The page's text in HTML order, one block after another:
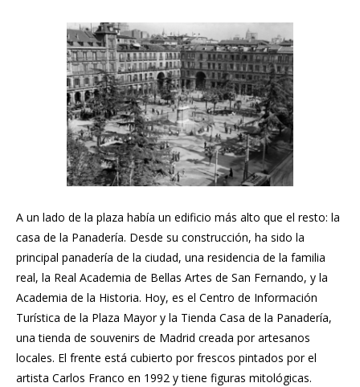
A un lado de la plaza había un edificio más alto que el resto: la
casa de la Panadería. Desde su construcción, ha sido la
principal panadería de la ciudad, una residencia de la familia
real, la Real Academia de Bellas Artes de San Fernando, y la
Academia de la Historia. Hoy, es el Centro de Información
Turística de la Plaza Mayor y la Tienda Casa de la Panadería,
una tienda de souvenirs de Madrid creada por artesanos
locales. El frente está cubierto por frescos pintados por el
artista Carlos Franco en 1992 y tiene figuras mitológicas.